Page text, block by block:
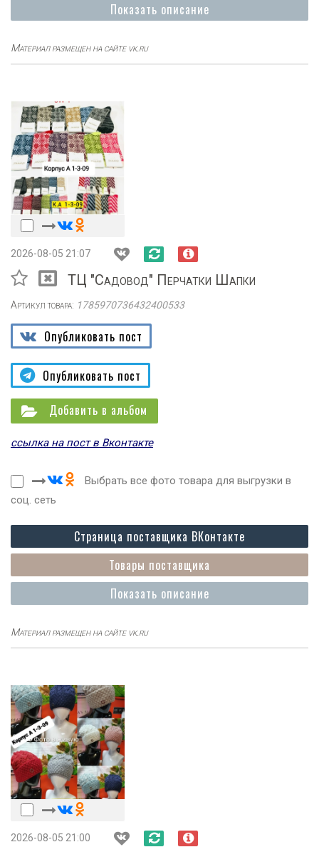
Показать описание
Материал размещен на сайте vk.ru
2026-08-05 21:07
ТЦ "Садовод" Перчатки Шапки
Артикул товара: 1785970736432400533
Опубликовать пост
Опубликовать пост
Добавить в альбом
ссылка на пост в Вконтакте
Выбрать все фото товара для выгрузки в
соц. сеть
Показать описание
Товары поставщика
Страница поставщика ВКонтакте
Материал размещен на сайте vk.ru
2026-08-05 21:00